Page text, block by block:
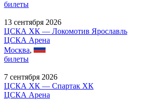
билеты
13 сентября 2026
ЦСКА ХК — Локомотив Ярославль
ЦСКА Арена
Москва,
билеты
7 сентября 2026
ЦСКА ХК — Спартак ХК
ЦСКА Арена